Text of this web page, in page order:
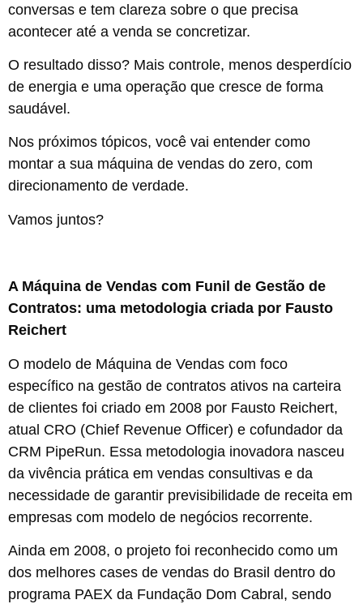
conversas e tem clareza sobre o que precisa
acontecer até a venda se concretizar.
O resultado disso? Mais controle, menos desperdício
de energia e uma operação que cresce de forma
saudável.
Nos próximos tópicos, você vai entender como
montar a sua máquina de vendas do zero, com
direcionamento de verdade.
Vamos juntos?
A Máquina de Vendas com Funil de Gestão de
Contratos: uma metodologia criada por Fausto
Reichert
O modelo de Máquina de Vendas com foco
específico na gestão de contratos ativos na carteira
de clientes foi criado em 2008 por Fausto Reichert,
atual CRO (Chief Revenue Officer) e cofundador da
CRM PipeRun. Essa metodologia inovadora nasceu
da vivência prática em vendas consultivas e da
necessidade de garantir previsibilidade de receita em
empresas com modelo de negócios recorrente.
Ainda em 2008, o projeto foi reconhecido como um
dos melhores cases de vendas do Brasil dentro do
programa PAEX da Fundação Dom Cabral, sendo